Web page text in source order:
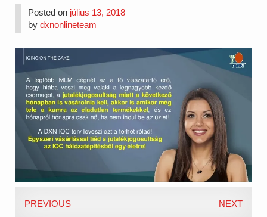
Posted on július 13, 2018
bydxnonlineteam
PREVIOUS NEXT